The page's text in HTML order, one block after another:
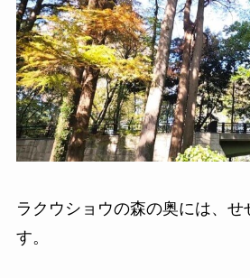
ラクウショウの森の奥には、せ
す。